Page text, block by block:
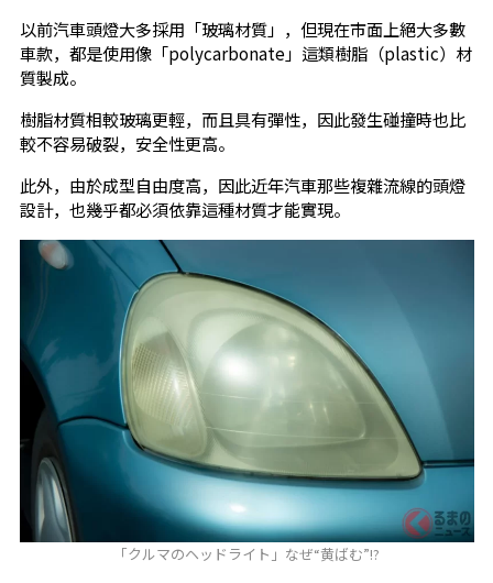
以前汽車頭燈大多採用「玻璃材質」，但現在市面上絕大多數
車款，都是使用像「polycarbonate」這類樹脂（plastic）材
質製成。
樹脂材質相較玻璃更輕，而且具有彈性，因此發生碰撞時也比
較不容易破裂，安全性更高。
此外，由於成型自由度高，因此近年汽車那些複雜流線的頭燈
設計，也幾乎都必須依靠這種材質才能實現。
「クルマのヘッドライト」なぜ“黄ばむ”!?